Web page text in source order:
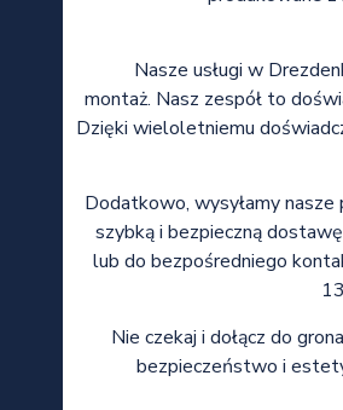
Nasze usługi w
montaż. Nasz zespół to
Dzięki wieloletniemu
Dodatkowo, wysyłamy
szybką i bezpieczną
lub do bezpośredniego
Nie czekaj i dołącz do
bezpieczeństwo i